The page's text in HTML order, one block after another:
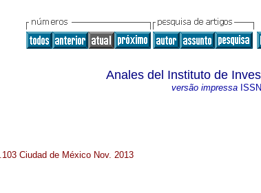
Anales del Instituto de
versão impressaISSN
Ciudad de México Nov. 2013